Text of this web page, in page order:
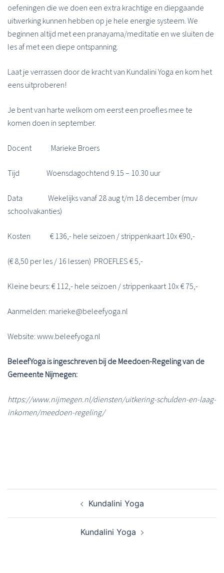
oefeningen die we doen een extra krachtige en diepgaande
uitwerking kunnen hebben op je hele energie systeem. We
beginnen altijd met een pranayama/meditatie en we sluiten de
les af met een diepe ontspanning.
Laat je verrassen door de kracht van Kundalini Yoga en kom het
eens uitproberen!
Je bent van harte welkom om eerst een proefles mee te
komen doen in september.
Docent Marieke Broers
Tijd Woensdagochtend 9.15 – 10.30 uur
Data Wekelijks vanaf 28 aug t/m 18 december (muv
schoolvakanties)
Kosten € 136,- hele seizoen / strippenkaart 10x €90,-
(€ 8,50 per les / 16 lessen) PROEFLES € 5,-
Kleine beurs: € 112,- hele seizoen / strippenkaart 10x € 75,-
Aanmelden: marieke@beleefyoga.nl
Website: www.beleefyoga.nl
BeleefYoga is ingeschreven bij de Meedoen-Regeling van de
Gemeente Nijmegen:
https://www.nijmegen.nl/diensten/uitkering-schulden-en-laag-
inkomen/meedoen-regeling/
Kundalini Yoga
Kundalini Yoga